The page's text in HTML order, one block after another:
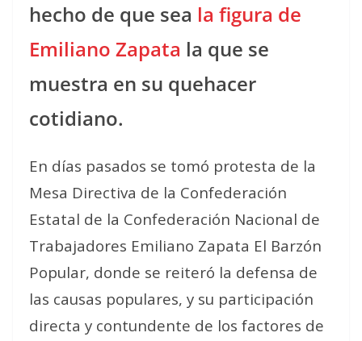
hecho de que sea la figura de
Emiliano Zapata la que se
muestra en su quehacer
cotidiano.
En días pasados se tomó protesta de la
Mesa Directiva de la Confederación
Estatal de la Confederación Nacional de
Trabajadores Emiliano Zapata El Barzón
Popular, donde se reiteró la defensa de
las causas populares, y su participación
directa y contundente de los factores de